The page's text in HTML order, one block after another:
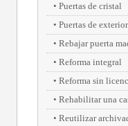
Puertas de cristal
Puertas de exterior
Rebajar puerta
Reforma integral
Reforma sin
Rehabilitar una
Reutilizar